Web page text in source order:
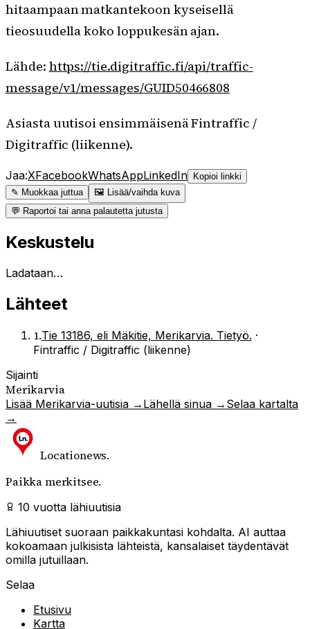
hitaampaan matkantekoon kyseisellä
tieosuudella koko loppukesän ajan.
Lähde: https://tie.digitraffic.fi/api/traffic-
message/v1/messages/GUID50466808
Asiasta uutisoi ensimmäisenä Fintraffic /
Digitraffic (liikenne).
Jaa:XFacebookWhatsAppLinkedIn
Kopioi linkki
✎ Muokkaa juttua
🖼 Lisää/vaihda kuva
💬 Raportoi tai anna palautetta jutusta
Keskustelu
Ladataan…
Lähteet
1.Tie 13186, eli Mäkitie, Merikarvia. Tietyö. ·
Fintraffic / Digitraffic (liikenne)
Sijainti
Merikarvia
Lisää Merikarvia-uutisia → Lähellä sinua → Selaa kartalta
→
Locationews.
Paikka merkitsee.
10 vuotta lähiuutisia
Lähiuutiset suoraan paikkakuntasi kohdalta. AI auttaa
kokoamaan julkisista lähteistä, kansalaiset täydentävät
omilla jutuillaan.
Selaa
Etusivu
Kartta